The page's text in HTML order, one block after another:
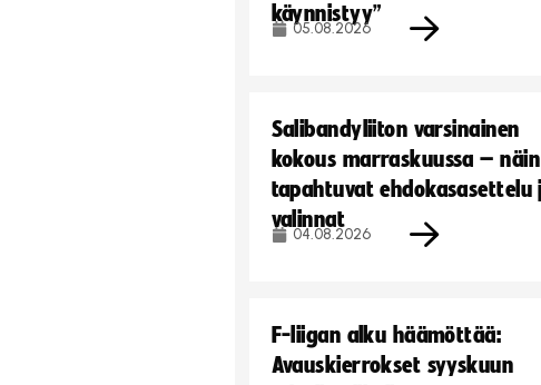
käynnistyy”
05.08.2026
Salibandyliiton varsinainen
kokous marraskuussa – näin
tapahtuvat ehdokasasettelu
valinnat
04.08.2026
F-liigan alku häämöttää:
Avauskierrokset syyskuun